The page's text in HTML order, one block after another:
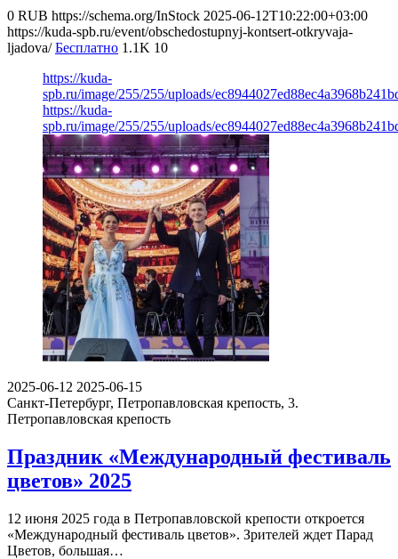
0 RUB https://schema.org/InStock 2025-06-12T10:22:00+03:00
https://kuda-spb.ru/event/obschedostupnyj-kontsert-otkryvaja-
ljadova/ Бесплатно 1.1K 10
https://kuda-
spb.ru/image/255/255/uploads/
https://kuda-
spb.ru/image/255/255/uploads/
2025-06-12 2025-06-15
Санкт-Петербург, Петропавловская крепость, 3.
Петропавловская крепость
Праздник «Международный фестиваль
цветов» 2025
12 июня 2025 года в Петропавловской крепости откроется
«Международный фестиваль цветов». Зрителей ждет Парад
Цветов, большая…